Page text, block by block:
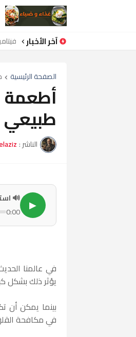
آخر الأخبار
التغذية
الصفحة الرئيسية
أطعمة
طبيعي
الناشر :
▶
🔊
0:00
في عالمنا
يؤثر ذلك بشكل
بينما يمكن أن
في مكافحة